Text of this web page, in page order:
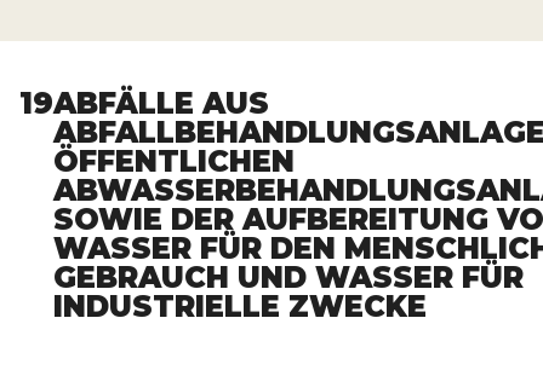
19ABFÄLLE AUS
ÖFFENTLICHEN
SOWIE DER AUFBEREITUNG
WASSER FÜR DEN
GEBRAUCH UND WASSER FÜR
INDUSTRIELLE ZWECKE